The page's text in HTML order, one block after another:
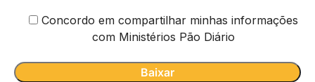
Concordo em compartilhar minhas informações
com Ministérios Pão Diário